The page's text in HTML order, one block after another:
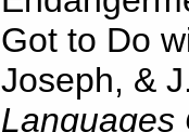
Got to Do
Joseph, &
Languages